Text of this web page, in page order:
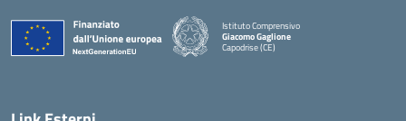
Istituto Comprensivo
Giacomo Gaglione
Capodrise (CE)
— Visita la pagina iniziale della scuola